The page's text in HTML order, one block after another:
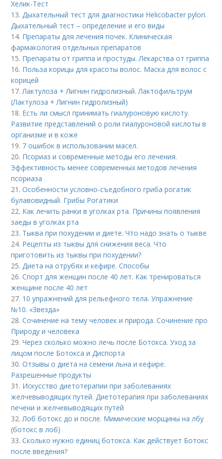
Хелик-Тест
13.Дыхательный тест для диагностики Helicobacter pylori.
Дыхательный тест – определение и его виды
14. Препараты для лечения почек. Клиническая
фармакология отдельных препаратов
15. Препараты от гриппа и простуды. Лекарства от гриппа
16. Польза корицы для красоты волос. Маска для волос с
корицей
17.Лактулоза + Лигнин гидролизный. Лактофильтрум
(Лактулоза + Лигнин гидролизный)
18. Есть ли смысл принимать гиалуроновую кислоту.
Развитие представлений о роли гиалуроновой кислоты в
организме и в коже
19. 7 ошибок в использовании масел.
20. Псориаз и современные методы его лечения.
Эффективность менее современных методов лечения
псориаза
21.Особенности условно-съедобного гриба рогатик
булавовидный. Грибы Рогатики
22. Как лечить ранки в уголках рта. Причины появления
заеды в уголках рта
23. Тыква при похудении и диете. Что надо знать о тыкве
24. Рецепты из тыквы для снижения веса. Что
приготовить из тыквы при похудении?
25.Диета на отрубях и кефире. Способы
26.Спорт для женщин после 40 лет. Как тренироваться
женщине после 40 лет
27. 10 упражнений для рельефного тела. Упражнение
№10. «Звезда»
28.Сочинение на тему человек и природа. Сочинение про
Природу и человека
29.Через сколько можно лечь после Ботокса. Уход за
лицом после Ботокса и Диспорта
30.Отзывы о диета на семени льна и кефире.
Разрешенные продукты
31. Искусство диетотерапии при заболеваниях
желчевыводящих путей. Диетотерапия при заболеваниях
печени и желчевыводящих путей
32.Лоб ботокс до и после. Мимические морщины на лбу
(ботокс в лоб)
33.Сколько нужно единиц ботокса. Как действует Ботокс
после введения?